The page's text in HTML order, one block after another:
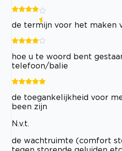
de termijn voor het maken
hoe u te woord bent
telefoon/balie
de toegankelijkheid voor
been zijn
N.v.t.
de wachtruimte (comfort